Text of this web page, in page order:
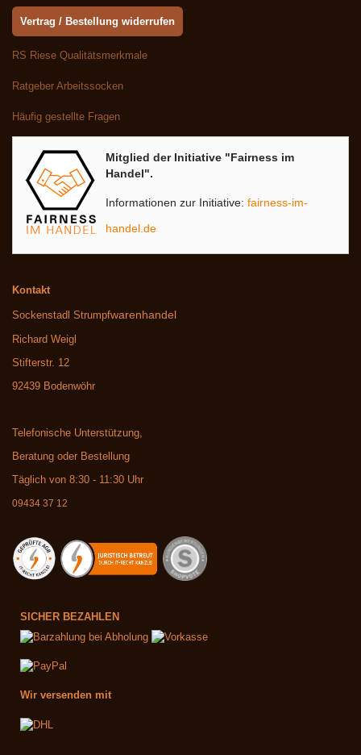
Vertrag / Bestellung widerrufen
RS Riese Qualitätsmerkmale
Ratgeber Arbeitssocken
Häufig gestellte Fragen
Mitglied der Initiative "Fairness im
Handel".
Informationen zur Initiative: fairness-im-
handel.de
Kontakt
Sockenstadl Strumpfwarenhandel
Richard Weigl
Stifterstr. 12
92439 Bodenwöhr
Telefonische Unterstützung,
Beratung oder Bestellung
Täglich von 8:30 - 11:30 Uhr
09434 37 12
SICHER BEZAHLEN
Wir versenden mit